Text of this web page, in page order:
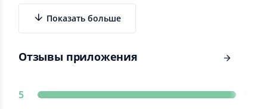
Показать больше
Отзывы приложения
5